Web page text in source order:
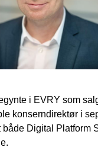
i EVRY som
konserndirektør i
både Digital Platform